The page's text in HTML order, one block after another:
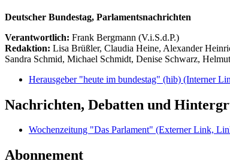
Deutscher Bundestag, Parlamentsnachrichten
Verantwortlich: Frank Bergmann (V.i.S.d.P.)
Redaktion: Lisa Brüßler, Claudia Heine, Alexander
Sandra Schmid, Michael Schmidt, Denise Schwarz,
Herausgeber "heute im bundestag" (hib) (Interner
Nachrichten, Debatten und
Wochenzeitung "Das Parlament" (Externer Link,
Abonnement